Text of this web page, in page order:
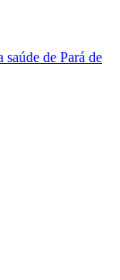
de Pará de